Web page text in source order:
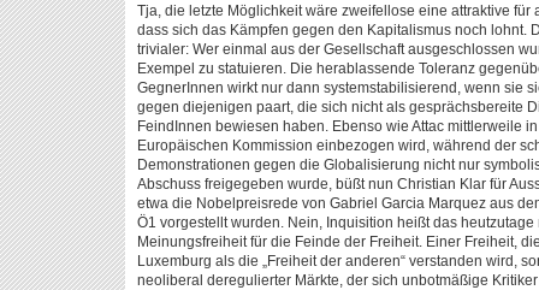
Tja, die letzte Möglichkeit wäre zweifellose eine attraktive
dass sich das Kämpfen gegen den Kapitalismus noch lohnt.
trivialer: Wer einmal aus der Gesellschaft ausgeschlossen
Exempel zu statuieren. Die herablassende Toleranz
GegnerInnen wirkt nur dann systemstabilisierend, wenn sie
gegen diejenigen paart, die sich nicht als gesprächsbereite
FeindInnen bewiesen haben. Ebenso wie Attac mittlerweile
Europäischen Kommission einbezogen wird, während der
Demonstrationen gegen die Globalisierung nicht nur
Abschuss freigegeben wurde, büßt nun Christian Klar für
etwa die Nobelpreisrede von Gabriel Garcia Marquez aus
Ö1 vorgestellt wurden. Nein, Inquisition heißt das
Meinungsfreiheit für die Feinde der Freiheit. Einer Freiheit,
Luxemburg als die „Freiheit der anderen“ verstanden wird,
neoliberal deregulierter Märkte, der sich unbotmäßige